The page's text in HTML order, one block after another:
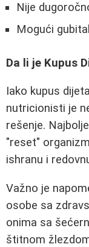
Nije
Mogući
Da li je Kupus
Iako kupus
nutricionisti je
rešenje.
"reset"
ishranu i
Važno je
osobe sa
onima sa
štitnom